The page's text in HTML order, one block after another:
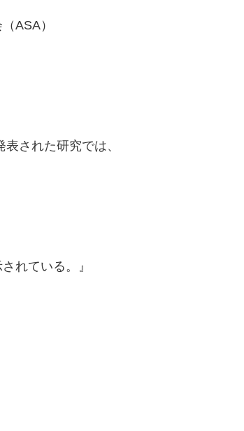
ASA）
された研究では、
れている。』